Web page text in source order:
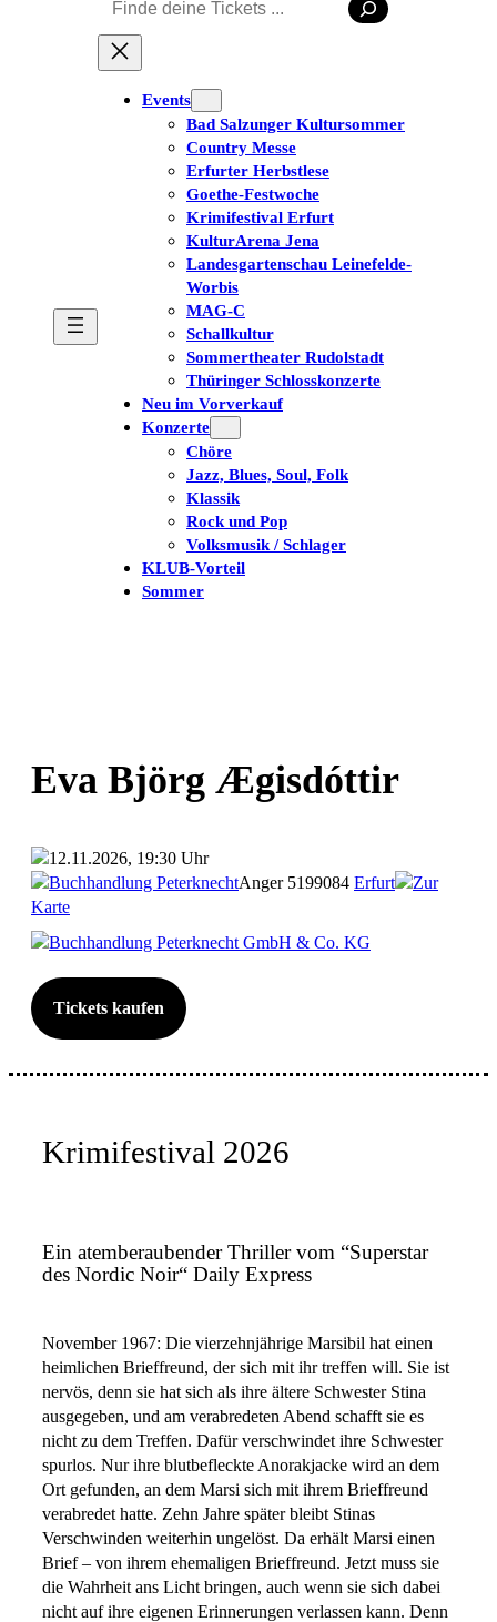
Suchen
Events
Bad Salzunger Kultursommer
Country Messe
Erfurter Herbstlese
Goethe-Festwoche
Krimifestival Erfurt
KulturArena Jena
Landesgartenschau Leinefelde-
Worbis
MAG-C
Schallkultur
Sommertheater Rudolstadt
Thüringer Schlosskonzerte
Neu im Vorverkauf
Konzerte
Chöre
Jazz, Blues, Soul, Folk
Klassik
Rock und Pop
Volksmusik / Schlager
KLUB-Vorteil
Sommer
Eva Björg Ægisdóttir
12.11.2026, 19:30 Uhr
Buchhandlung PeterknechtAnger 5199084 Erfurt
Zur
Karte
Buchhandlung Peterknecht GmbH & Co. KG
Tickets kaufen
Krimifestival 2026
Ein atemberaubender Thriller vom “Superstar
des Nordic Noir“ Daily Express
November 1967: Die vierzehnjährige Marsibil hat einen
heimlichen Brieffreund, der sich mit ihr treffen will. Sie ist
nervös, denn sie hat sich als ihre ältere Schwester Stina
ausgegeben, und am verabredeten Abend schafft sie es
nicht zu dem Treffen. Dafür verschwindet ihre Schwester
spurlos. Nur ihre blutbefleckte Anorakjacke wird an dem
Ort gefunden, an dem Marsi sich mit ihrem Brieffreund
verabredet hatte. Zehn Jahre später bleibt Stinas
Verschwinden weiterhin ungelöst. Da erhält Marsi einen
Brief – von ihrem ehemaligen Brieffreund. Jetzt muss sie
die Wahrheit ans Licht bringen, auch wenn sie sich dabei
nicht auf ihre eigenen Erinnerungen verlassen kann. Denn